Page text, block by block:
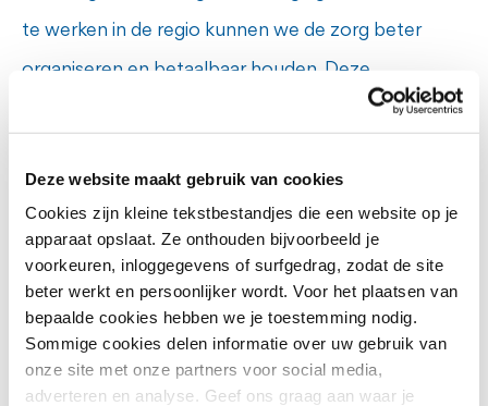
Deze website maakt gebruik van cookies
Cookies zijn kleine tekstbestandjes die een website op je
apparaat opslaat. Ze onthouden bijvoorbeeld je
voorkeuren, inloggegevens of surfgedrag, zodat de site
beter werkt en persoonlijker wordt. Voor het plaatsen van
bepaalde cookies hebben we je toestemming nodig.
Sommige cookies delen informatie over uw gebruik van
onze site met onze partners voor social media,
adverteren en analyse. Geef ons graag aan waar je
te werken in de regio kunnen we de zorg beter
organiseren en betaalbaar houden. Deze
coöperatie helpt ons om die gezamenlijke
van de Wiel, bestuurder GGzE.
Erwin Broeders, directeur Mens en Organisatie:
“Met FLAIR/FAIR bouwen we aan een duurzame
manier van omgaan met flexibele
zorgprofessionals. Door krachten te bundelen in de